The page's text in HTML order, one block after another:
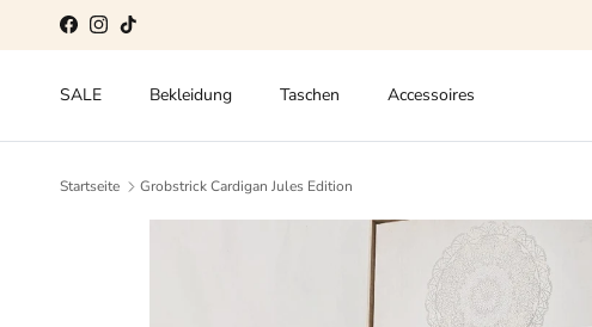
Direkt zum Inhalt
Facebook
Instagram
TikTok
SALE Bekleidung Taschen Accessoires
Startseite Grobstrick Cardigan Jules Edition
Zu Produktinformationen springen